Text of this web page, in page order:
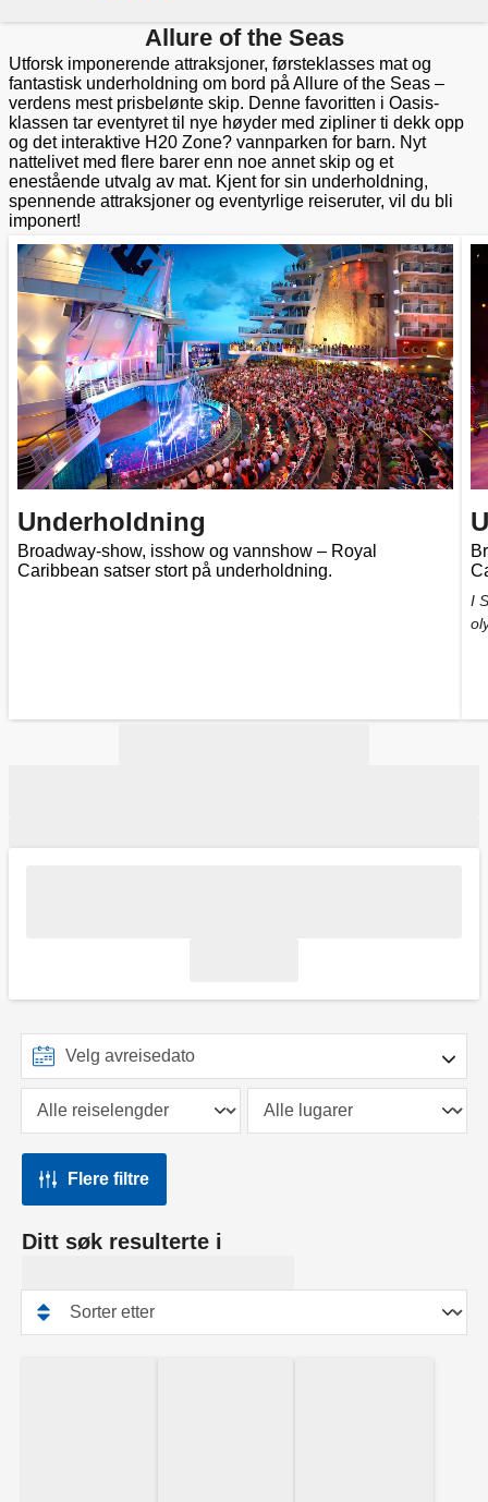
Allure of the Seas
Utforsk imponerende attraksjoner, førsteklasses mat og
fantastisk underholdning om bord på Allure of the Seas –
verdens mest prisbelønte skip. Denne favoritten i Oasis-
klassen tar eventyret til nye høyder med zipliner ti dekk opp
og det interaktive H20 Zone? vannparken for barn. Nyt
nattelivet med flere barer enn noe annet skip og et
enestående utvalg av mat. Kjent for sin underholdning,
spennende attraksjoner og eventyrlige reiseruter, vil du bli
imponert!
Underholdning
Broadway-show, isshow og vannshow – Royal
Caribbean satser stort på underholdning.
I
Flere filtre
Ditt søk resulterte i